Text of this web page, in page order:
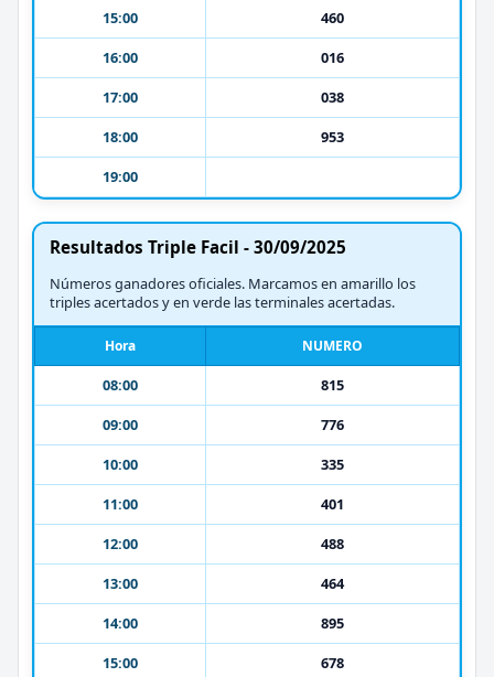
15:00
460
16:00
016
17:00
038
18:00
953
19:00
Resultados Triple Facil - 30/09/2025
Números ganadores oficiales. Marcamos en amarillo los
triples acertados y en verde las terminales acertadas.
Hora NUMERO
08:00
815
09:00
776
10:00
335
11:00
401
12:00
488
13:00
464
14:00
895
15:00
678